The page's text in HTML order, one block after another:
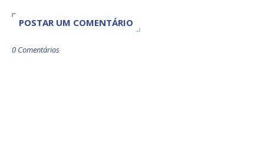
POSTAR UM COMENTÁRIO
0 Comentários